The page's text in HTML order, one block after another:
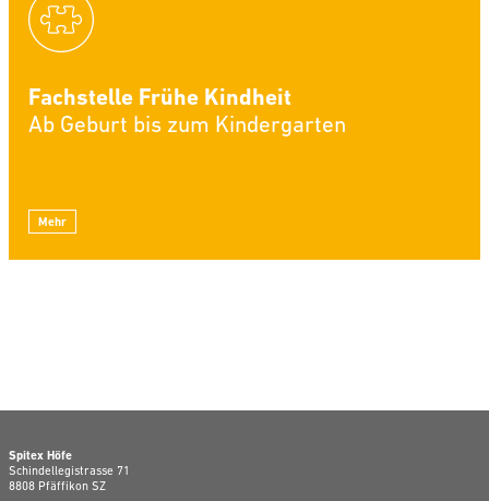
Fachstelle Frühe Kindheit
Ab Geburt bis zum Kindergarten
Mehr
Spitex Höfe
Schindellegistrasse 71
8808 Pfäffikon SZ